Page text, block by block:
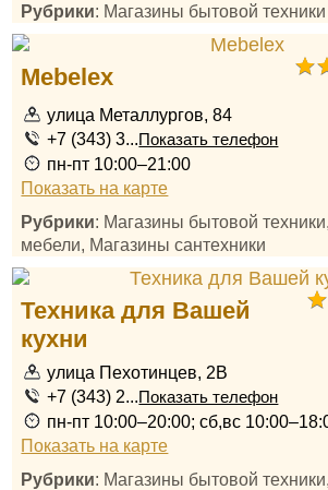
Рубрики: Магазины бытовой техники
Mebelex
улица Металлургов, 84
+7 (343) 3...Показать телефон
пн-пт 10:00–21:00
Показать на карте
Рубрики: Магазины бытовой
мебели, Магазины сантехники
Техника для Вашей
кухни
улица Пехотинцев, 2В
+7 (343) 2...Показать телефон
пн-пт 10:00–20:00; сб,вс
Показать на карте
Рубрики: Магазины бытовой